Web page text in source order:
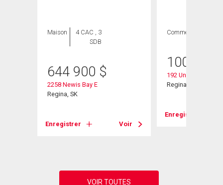
Maison
4 CAC , 3
SDB
644 900 $
2258 Newis Bay E
Regina, SK
Enregistrer Voir
Commercial
100 000
192 University Park
Regina, SK
Enregistrer